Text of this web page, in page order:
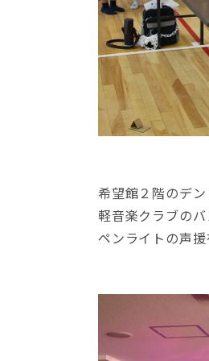
希望館２階のデン
軽音楽クラブのバ
ペンライトの声援